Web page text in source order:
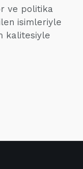
ve politika
isimleriyle
kalitesiyle